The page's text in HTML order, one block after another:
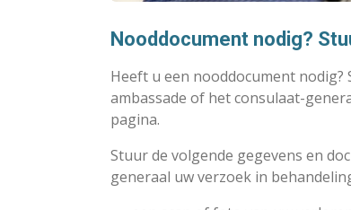
Nooddocument nodig?
Heeft u een nooddocument
ambassade of het consulaat-
pagina.
Stuur de volgende gegevens en
generaal uw verzoek in